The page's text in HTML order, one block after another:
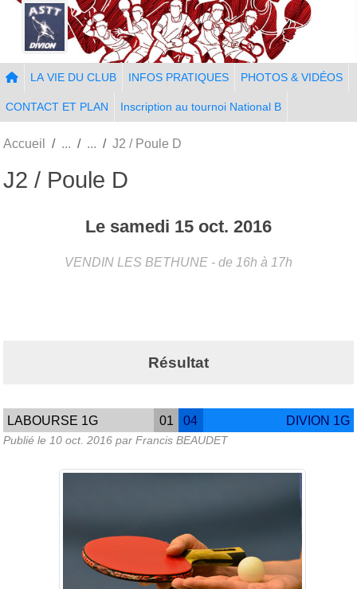
LA VIE DU CLUB INFOS PRATIQUES PHOTOS & VIDÉOS
CONTACT ET PLAN Inscription au tournoi National B
Accueil J2 / Poule D
J2 / Poule D
Le samedi 15 oct. 2016
VENDIN LES BETHUNE - de 16h à 17h
Résultat
LABOURSE 1G 01 04 DIVION 1G
Publié le 10 oct. 2016 par Francis BEAUDET
Panneau de gestion des cookies